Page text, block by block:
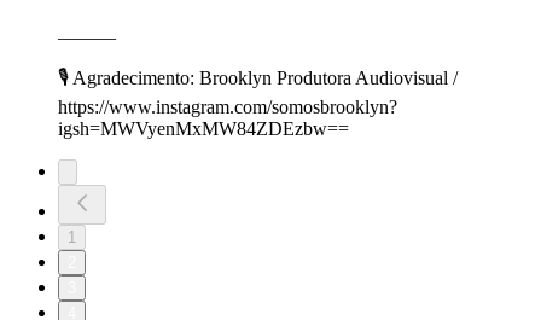
🎙️ Agradecimento: Brooklyn Produtora Audiovisual /
https://www.instagram.com/somosbrooklyn?
igsh=MWVyenMxMW84ZDEzbw==
1